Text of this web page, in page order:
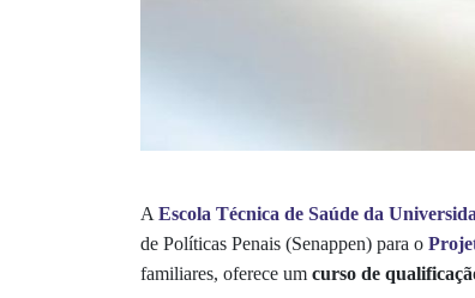
A Escola Técnica de Saúde da
de Políticas Penais (Senappen) para o
familiares, oferece um curso de